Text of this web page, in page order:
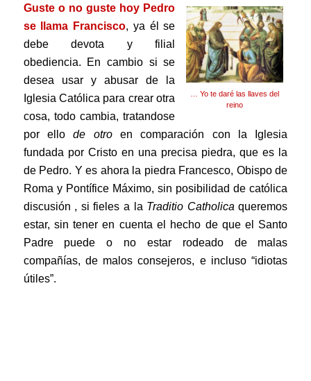
… Yo te daré las llaves del
reino
Guste o no guste hoy Pedro
se llama Francisco, ya él se
debe devota y filial
obediencia. En cambio si se
desea usar y abusar de la
Iglesia Católica para crear otra
cosa, todo cambia, tratandose
por ellode otroen comparación con la Iglesia
fundada por Cristo en una precisa piedra, que es la
de Pedro. Y es ahora la piedra Francesco, Obispo de
Roma y Pontífice Máximo, sin posibilidad de católica
discusión , si fieles a la Traditio Catholicaqueremos
estar, sin tener en cuenta el hecho de que el Santo
Padre puede o no estar rodeado de malas
compañías, de malos consejeros, e incluso “idiotas
útiles”.